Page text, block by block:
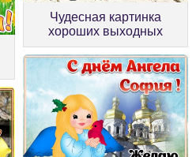
Чудесная картинка
хороших выходных